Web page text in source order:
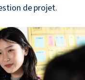
de projet.